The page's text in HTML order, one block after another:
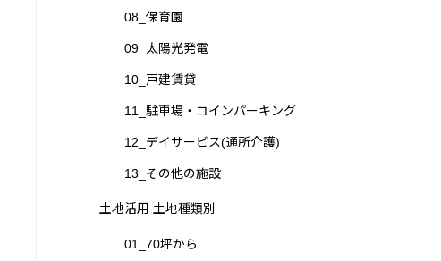
08_保育園
09_太陽光発電
10_戸建賃貸
11_駐車場・コインパーキング
12_デイサービス(通所介護)
13_その他の施設
土地活用 土地種類別
01_70坪から